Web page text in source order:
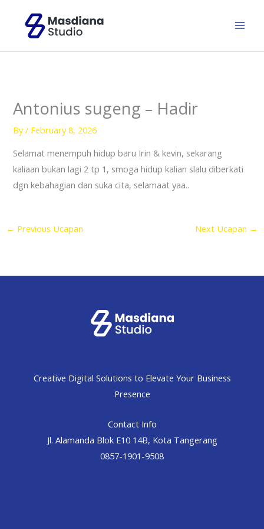
content
Antonius sugeng – Hadir
By/ February 8, 2026
Selamat menempuh hidup baru Irin & kevin, sekarang
kaliaan bukan lagi 2 tp 1, smoga hidup kalian slalu diberkati
dgn kebahagian dan suka cita, selamaat yaa..
← Previous Ucapan Next Ucapan →
Creative Digital Solutions to Elevate Your Business
Presence
Contact Info
Jl. Alamanda Blok E10 14B, Kota Tangerang
0857-1901-9508